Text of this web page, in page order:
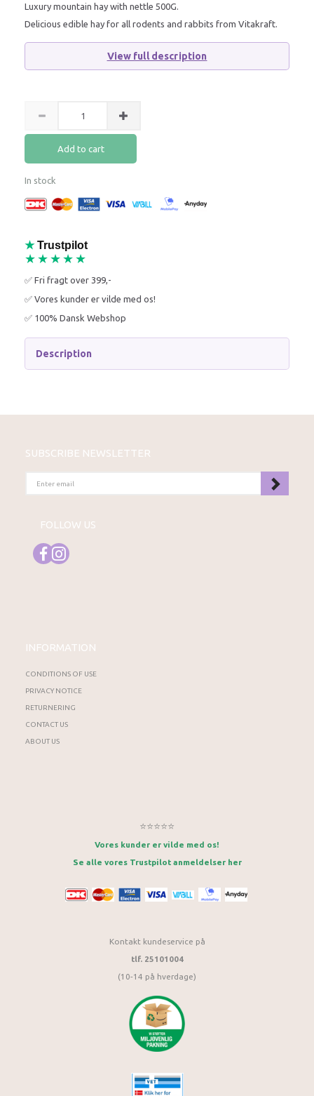
Luxury mountain hay with nettle 500G.
Delicious edible hay for all rodents and rabbits from Vitakraft.
View full description
Add to cart
In stock
★ Trustpilot
★★★★★
✅ Fri fragt over 399,-
✅ Vores kunder er vilde med os!
✅ 100% Dansk Webshop
Description
SUBSCRIBE NEWSLETTER
EMAIL
FOLLOW US
INFORMATION
CONDITIONS OF USE
PRIVACY NOTICE
RETURNERING
CONTACT US
ABOUT US
⭐⭐⭐⭐⭐
Vores kunder er vilde med os!
Se alle vores Trustpilot anmeldelser her
Kontakt kundeservice på
tlf. 25101004
(10-14 på hverdage)